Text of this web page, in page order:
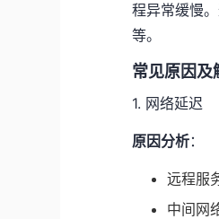
程异常缓慢
等。
常见原因及
1. 网络延迟
原因分析：
远程服
中间网